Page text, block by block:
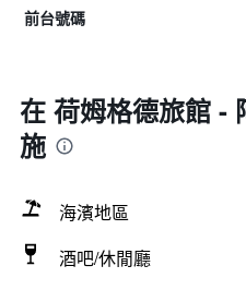
前台號碼
在 荷姆格德旅館 -
施
海濱地區
酒吧/休閒廳